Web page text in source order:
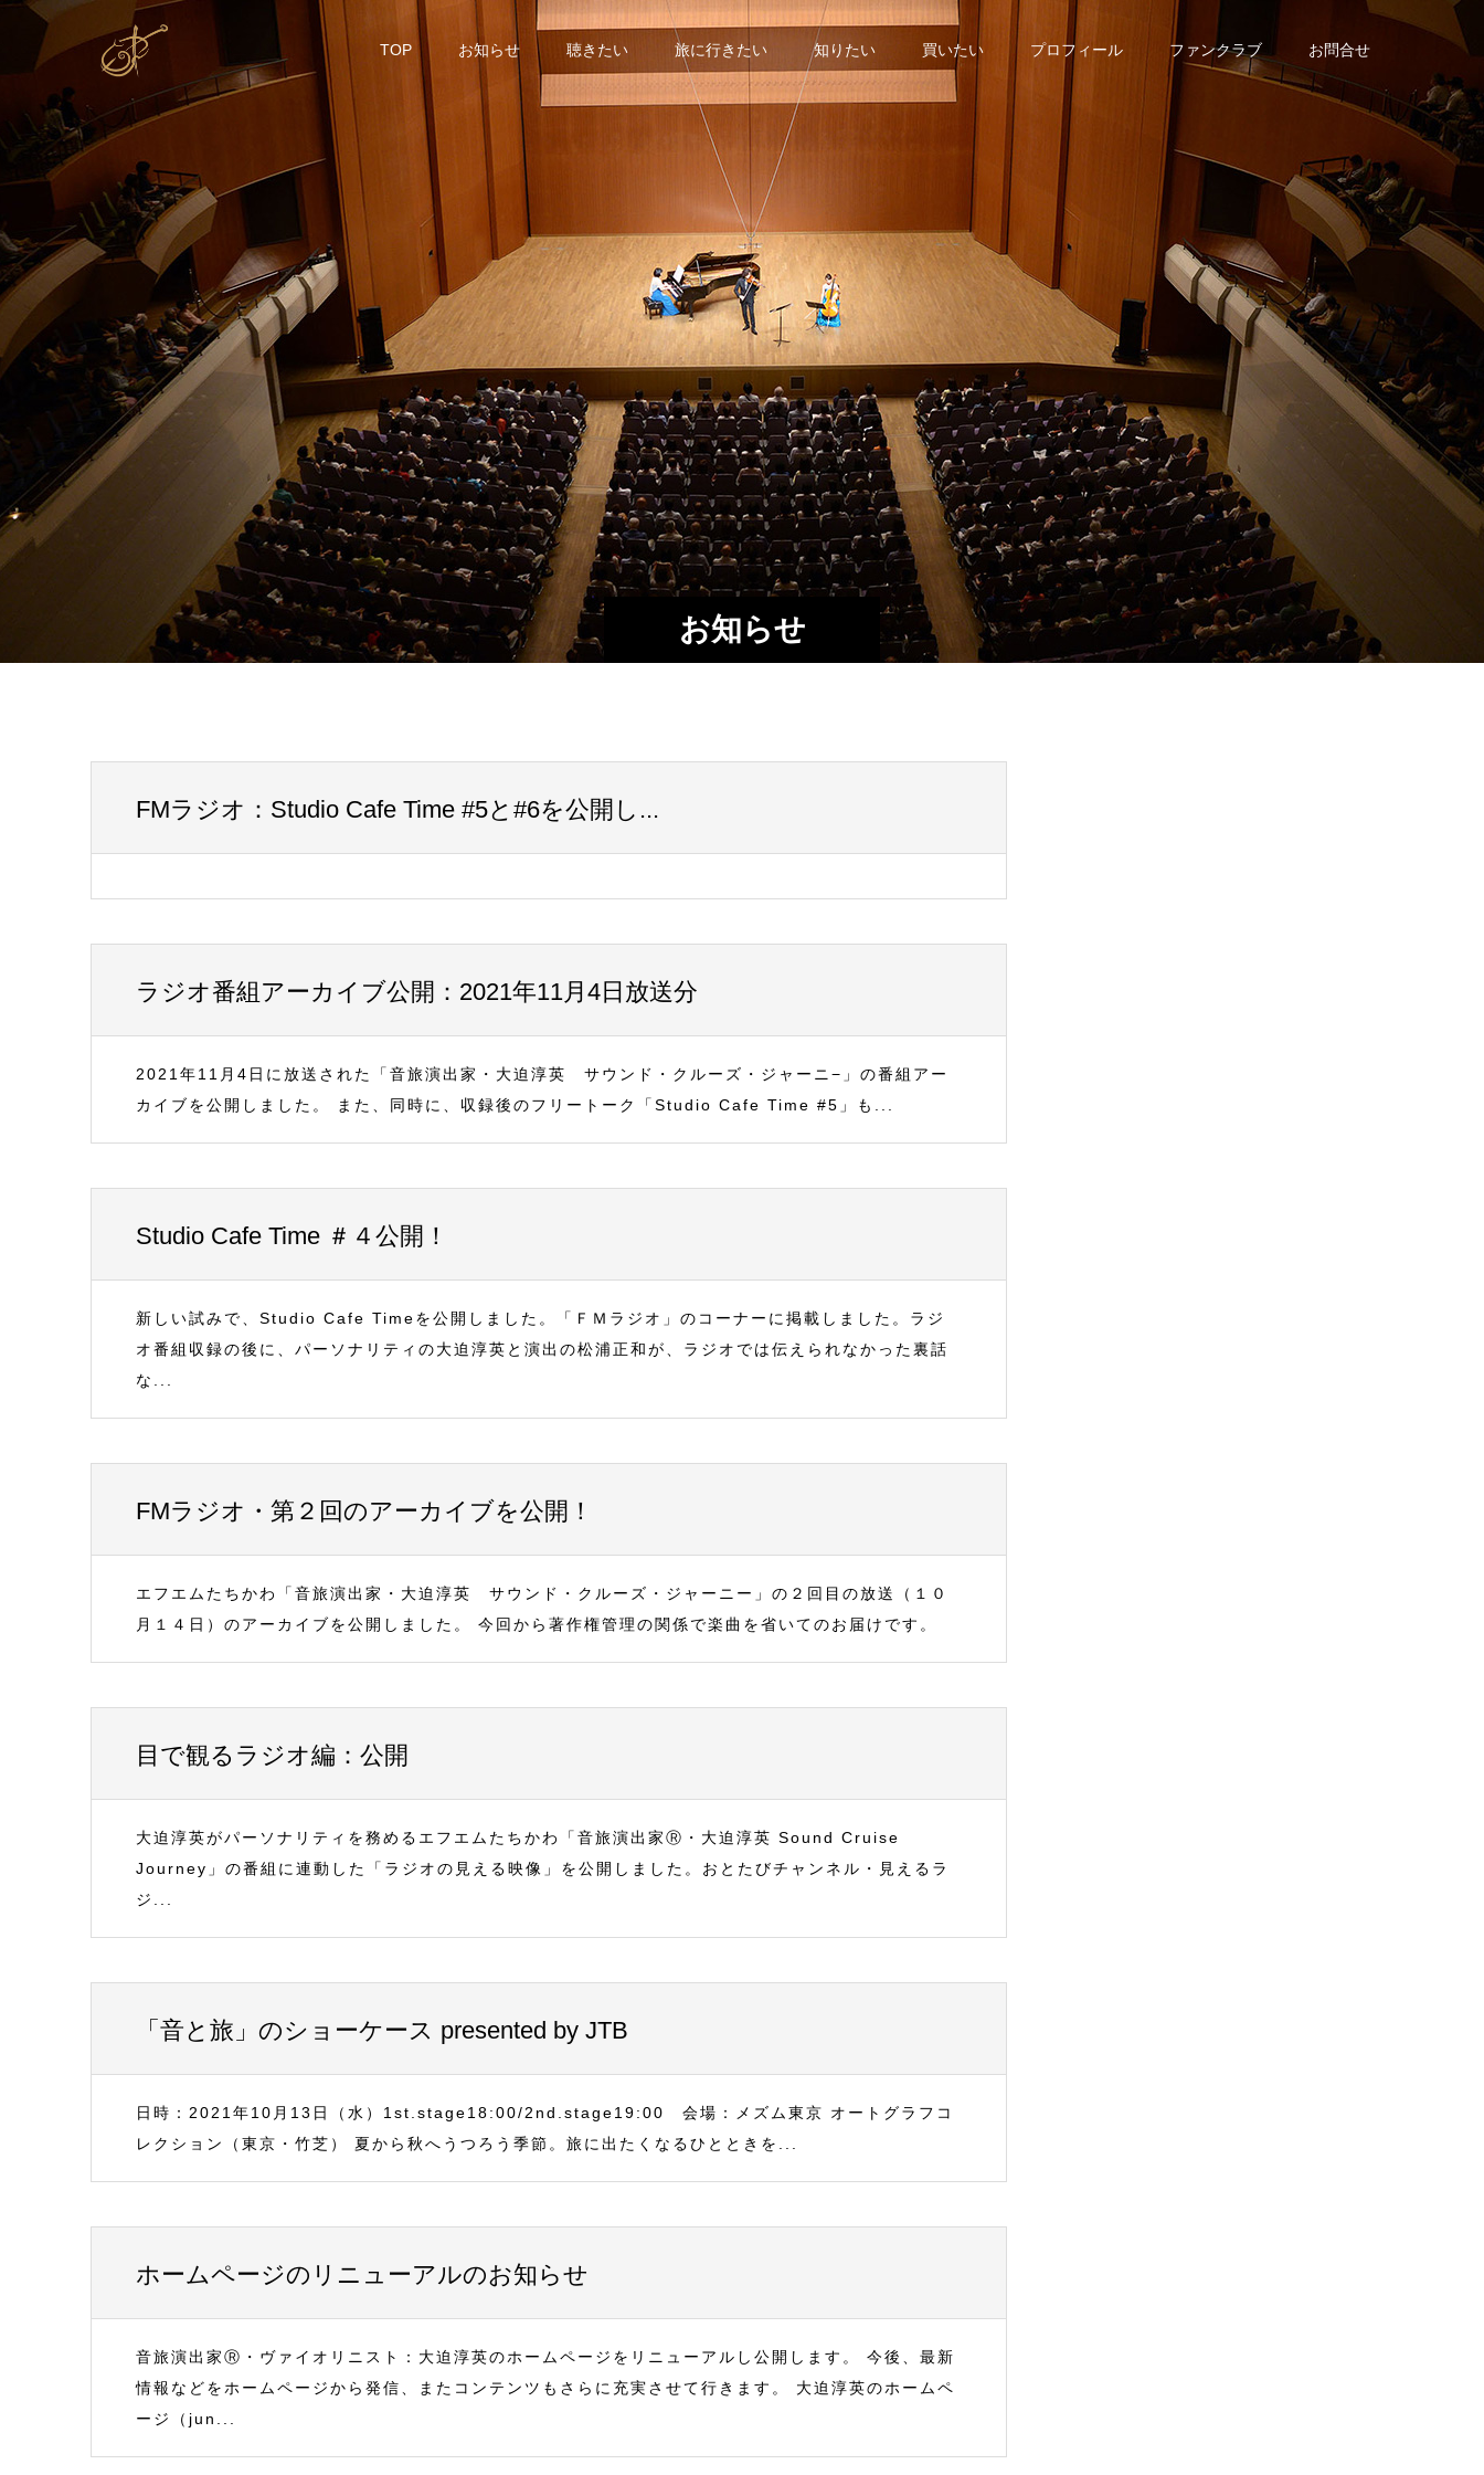
TOP お知らせ 聴きたい 旅に行きたい 知りたい 買いたい プロフィール ファンクラブ お問合せ
お知らせ
FMラジオ：Studio Cafe Time #5と#6を公開し...
ラジオ番組アーカイブ公開：2021年11月4日放送分
2021年11月4日に放送された「音旅演出家・大迫淳英 サウンド・クルーズ・ジャーニ−」の番組アー
カイブを公開しました。 また、同時に、収録後のフリートーク「Studio Cafe Time #5」も...
Studio Cafe Time ＃４公開！
新しい試みで、Studio Cafe Timeを公開しました。「ＦＭラジオ」のコーナーに掲載しました。ラジ
オ番組収録の後に、パーソナリティの大迫淳英と演出の松浦正和が、ラジオでは伝えられなかった裏話
な...
FMラジオ・第２回のアーカイブを公開！
エフエムたちかわ「音旅演出家・大迫淳英 サウンド・クルーズ・ジャーニー」の２回目の放送（１０
月１４日）のアーカイブを公開しました。 今回から著作権管理の関係で楽曲を省いてのお届けです。
目で観るラジオ編：公開
大迫淳英がパーソナリティを務めるエフエムたちかわ「音旅演出家Ⓡ・大迫淳英 Sound Cruise
Journey」の番組に連動した「ラジオの見える映像」を公開しました。おとたびチャンネル・見えるラ
ジ...
「音と旅」のショーケース presented by JTB
日時：2021年10月13日（水）1st.stage18:00/2nd.stage19:00 会場：メズム東京 オートグラフコ
レクション（東京・竹芝） 夏から秋へうつろう季節。旅に出たくなるひとときを...
ホームページのリニューアルのお知らせ
音旅演出家Ⓡ・ヴァイオリニスト：大迫淳英のホームページをリニューアルし公開します。 今後、最新
情報などをホームページから発信、またコンテンツもさらに充実させて行きます。 大迫淳英のホームペ
ージ（jun...